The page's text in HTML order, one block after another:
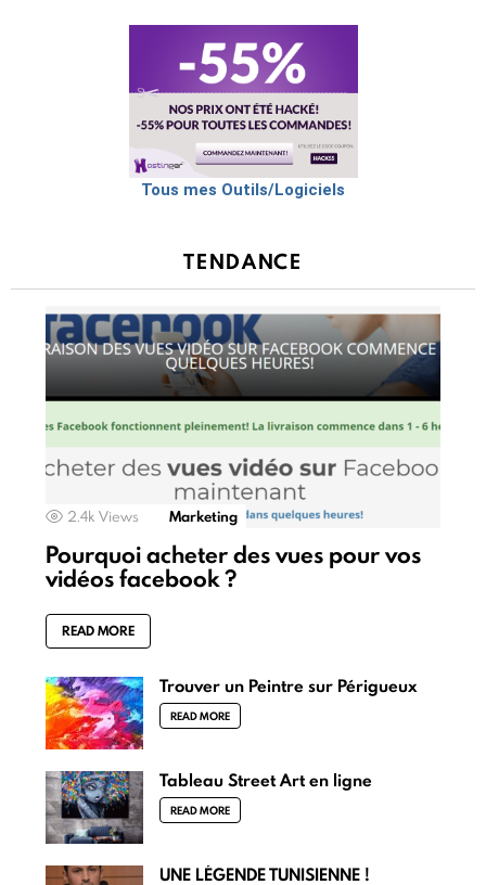
Tous mes Outils/Logiciels
TENDANCE
2.4k Views Marketing
Pourquoi acheter des vues pour vos
vidéos facebook ?
READ MORE
Trouver un Peintre sur Périgueux
READ MORE
Tableau Street Art en ligne
READ MORE
UNE LÉGENDE TUNISIENNE !